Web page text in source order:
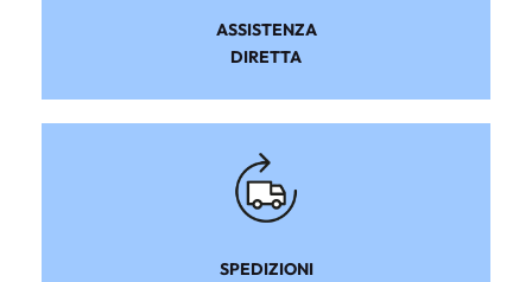
ASSISTENZA
DIRETTA
SPEDIZIONI